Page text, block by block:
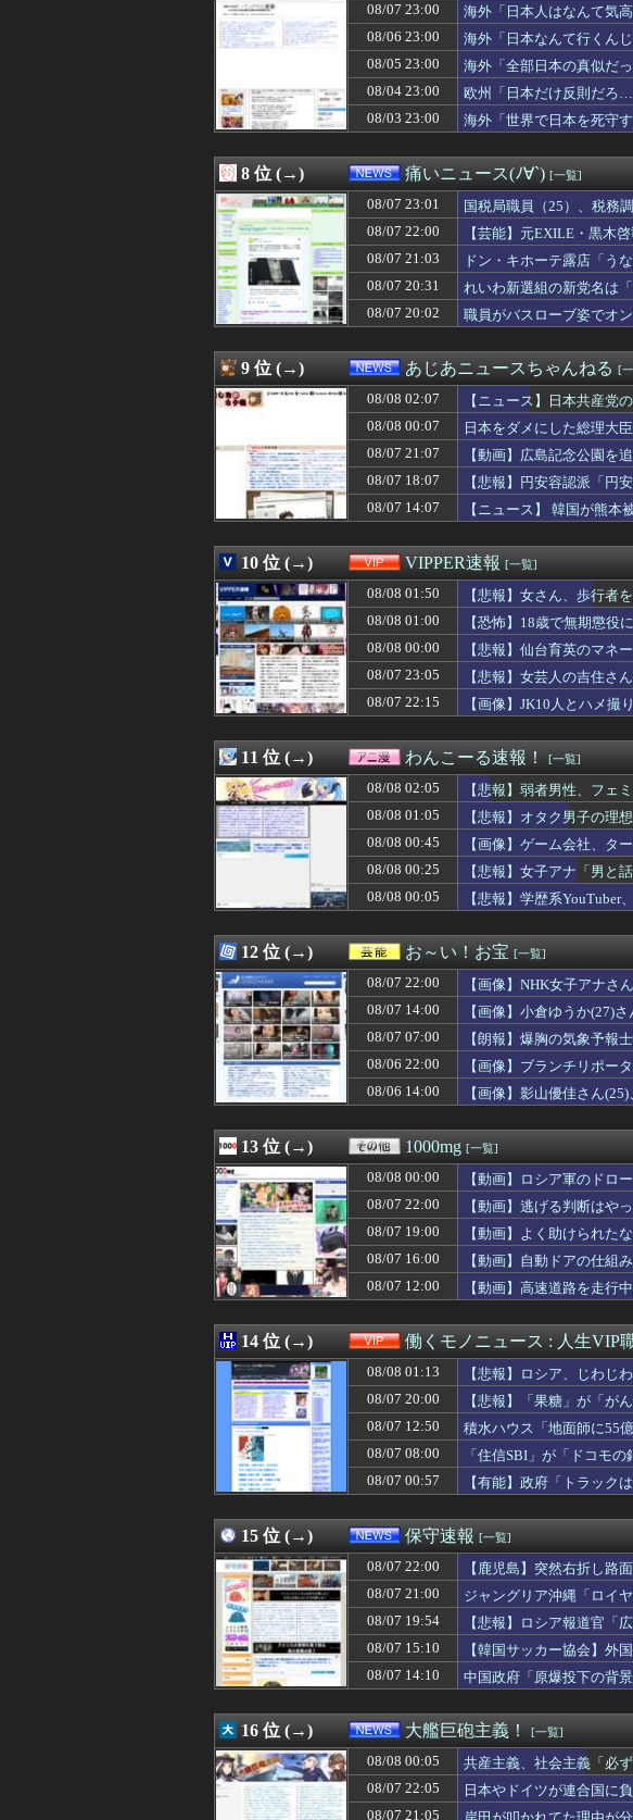
08/08 01:03
将来嫁親と住むための二世帯住宅を建
08/08 01:03
売れないモデルなんですが、何か質問
08/08 01:03
アメリカの終戦に立ちはだかる壁、イ
【画像】エッチなお姉さん「男の子っ
08/08 01:02
海外「バルサ王国に？」ロドリがまさ
08/08 01:01
モンスターハンターというゲームの魅
08/08 01:01
【画像】ヘソ出しJKさん、股間の方ま
08/08 01:00
間男「旦那と別れて俺と結婚してよ」
08/08 01:00
【東京】「ミラーくらいは当たっても
08/08 01:00
【恐怖】18歳で無期懲役になった奴、
08/08 01:00
小久保裕紀の次の福岡ソフトバンクホ
08/08 01:00
ビール飲みながら焼きそば食べて 「た
08/08 01:00
「Linuxで十分じゃね…？」世界が気
08/08 01:00
『ガンタンク』とかいう謎のモビルス
08/08 01:00
【遊戯王OCG情報】UTILITY
08/08 01:00
【画像】思わず保存したくなる「笑え
08/08 01:00
西野七瀬ちゃんのクサそうな脇、大変な
08/08 01:00
【画像】元宝塚のセクシー女優さん、
08/08 01:00
子供ができなかった姉に、双子の片方
韓国人「今こそ買う時！」コスピ7400
【ラブライブ！】みらぱラジオ、ガチ
08/08 01:00
超人気VチューバーのTシャツ、ギリ普
08/08 00:59
瀬戸口心月ちゃんと森平麗心ちゃんの
08/08 00:58
【NBA】2007年の優勝チームを決定づ
08/08 00:57
DVDを借りてきたら店員のミスでロッ
08/08 00:55
お盆の帰省は、妻が「新幹線のほうが
08/08 00:50
【画像】NHK 飯尾夏帆アナが爆乳を
08/08 00:50
【画像】女さん「私はきっと明日も太
08/08 00:50
【動画】K-POPアイドルさん、生配信
08/08 00:50
【画像】これはデカすぎ！Gバスト美
08/08 00:48
【海外の反応】アルゼンチン協会、
08/08 00:48
【速報】韓国サッカー協会、性接待疑
08/08 00:45
韓国人「熊本地震で見る日本の土木技
08/08 00:45
【画像】ゲーム会社、ターゲットを絞
08/08 00:40
【画像】風俗でこうゆう嬢を指名した
08/08 00:39
最近彼氏にムカついた事
08/08 00:39
姉が某国人と結婚したんだけど「日本
08/08 00:35
【甲子園】青森山田が暑さ対策でユニ
08/08 00:35
8月7日 ロッテ２－６オリックス 先発
08/08 00:34
スーパーの裏でヤニ吸うふたりとかい
【まどマギ】ここ今もベストバウトだと
【動画】喧嘩上級者、あまりにも落ち着
08/08 00:33
【ｼｺ画像】ドデカお○ぱい女さん「着
08/08 00:32
【悲惨】ワイデブ、ただ太ってるだけ
08/08 00:32
美人アナウンサーの中田有紀さん老け
08/08 00:31
【動画】移民受け入れ派のパヨおば、
08/08 00:31
韓国人「実は意外に日本が市場を独占
08/08 00:31
【小ネタ・画像】イギリスの武ルメフ
08/08 00:30
今の時期 河口で釣れる美味い魚教えて
08/08 00:30
【FEH】リークによるとうおおお万紫
08/08 00:30
韓国サッカー協会、外国人審判員に性的
08/08 00:30
◆悲報◆森保監督にじゃけんにされたミ
08/08 00:30
過給なしで420ps。しかもL型エンジン
08/08 00:30
『ウィッチャー3』って今やっても面白
08/08 00:30
【サッカー】J1岡山、ホーム開幕戦チ
08/08 00:30
【モンハンサンブレイク】ライズで上
08/08 00:30
【悲報】長瀬智也さん、現在の流行り
08/08 00:29
ドラクエのゼシカとかいう人気キャラ
08/08 00:26
【日向坂46】坂井新奈、単独で外番
08/08 00:25
【悲報】女に手を出したら人生詰んだ
08/08 00:25
先生の彼女になる！
08/08 00:25
【悲報】女子アナ「男と話してる時、
08/08 00:25
【勝ち】DeNAファン集合
08/08 00:25
「ガンダムW」に一人クソダサい機体
08/08 00:22
何回見ても面白い映画
08/08 00:20
【動画】JKさん、友達にスカートをめ
08/08 00:19
【画像】ほぼ全裸なドスケベコスプレ
08/08 00:19
与田ちゃん、プールで泳いでる姿を公
08/08 00:18
美味しい洋食屋教えて
08/08 00:18
朝から嫁がやらかした。嫁「朝ごはん
08/08 00:18
【衝撃】大学生の頃に出会った小学生
08/08 00:15
【画像】台湾女子「パイスラッシュ///」
08/07 23:00
海外「日本人はなんて気
08/06 23:00
海外「日本なんて行くん
08/05 23:00
海外「全部日本の真似だ
08/04 23:00
欧州「日本だけ反則だろ
08/03 23:00
海外「世界で日本を死守
8 位 (→) 痛いニュース(ﾉ∀`) [一覧]
08/07 23:01
国税局職員（25）、税務
08/07 22:00
【芸能】元EXILE・黒木
損傷の怪我
08/07 21:03
ドン・キホーテ露店「う
08/07 20:31
れいわ新選組の新党名は
08/07 20:02
職員がバスローブ姿でオ
9 位 (→) あじあニュースちゃんねる [
08/08 02:07
【ニュース】日本共産党
08/08 00:07
日本をダメにした総理大
08/07 21:07
【動画】広島記念公園を
08/07 18:07
【悲報】円安容認派「円
08/07 14:07
【ニュース】 韓国が熊
10 位 (→) VIPPER速報 [一覧]
08/08 01:50
【悲報】女さん、歩行者
08/08 01:00
【恐怖】18歳で無期懲役
08/08 00:00
【悲報】仙台育英のマネ
08/07 23:05
【悲報】女芸人の吉住さ
08/07 22:15
【画像】JK10人とハメ撮
11 位 (→) わんこーる速報！ [一覧]
08/08 02:05
【悲報】弱者男性、フェ
08/08 01:05
【悲報】オタク男子の理
08/08 00:45
【画像】ゲーム会社、タ
08/08 00:25
【悲報】女子アナ「男と
08/08 00:05
【悲報】学歴系
12 位 (→) お～い！お宝 [一覧]
08/07 22:00
【画像】NHK女子アナさ
08/07 14:00
【画像】小倉ゆうか(27)
08/07 07:00
【朗報】爆胸の気象予報
08/06 22:00
【画像】ブランチリポー
08/06 14:00
【画像】影山優佳さん
13 位 (→) 1000mg [一覧]
08/08 00:00
【動画】ロシア軍のドロ
08/07 22:00
【動画】逃げる判断はや
08/07 19:00
【動画】よく助けられた
08/07 16:00
【動画】自動ドアの仕組
08/07 12:00
【動画】高速道路を走行
14 位 (→) 働くモノニュース : 人生VIP
08/08 01:13
【悲報】ロシア、じわじ
08/07 20:00
【悲報】「果糖」が「が
08/07 12:50
積水ハウス「地面師に55
08/07 08:00
「住信SBI」が「ドコモ
08/07 00:57
【有能】政府「トラック
15 位 (→) 保守速報 [一覧]
08/07 22:00
【鹿児島】突然右折し
08/07 21:00
ジャングリア沖縄「ロイ
08/07 19:54
【悲報】ロシア報道官「
主張
08/07 15:10
【韓国サッカー協会】外
08/07 14:10
中国政府「原爆投下の背
16 位 (→) 大艦巨砲主義！ [一覧]
08/08 00:05
共産主義、社会主義「必
08/07 22:05
日本やドイツが連合国に
08/07 21:05